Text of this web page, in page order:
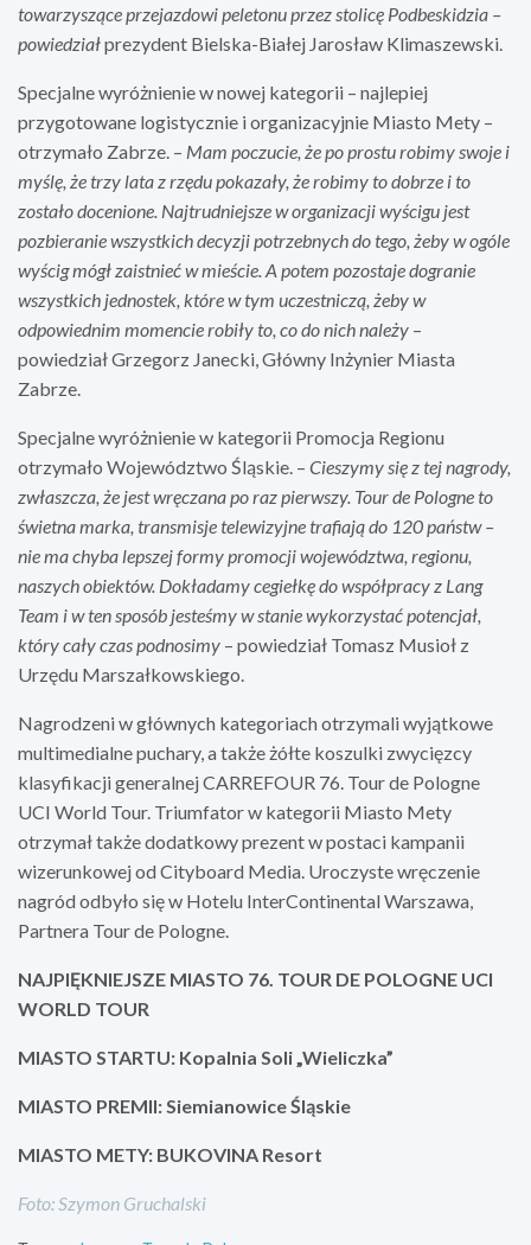
towarzyszące przejazdowi peletonu przez stolicę Podbeskidzia –
powiedziałprezydent Bielska-Białej Jarosław Klimaszewski.
Specjalne wyróżnienie w nowej kategorii – najlepiej
przygotowane logistycznie i organizacyjnie Miasto Mety –
otrzymało Zabrze. – Mam poczucie, że po prostu robimy swoje i
myślę, że trzy lata z rzędu pokazały, że robimy to dobrze i to
zostało docenione. Najtrudniejsze w organizacji wyścigu jest
pozbieranie wszystkich decyzji potrzebnych do tego, żeby w ogóle
wyścig mógł zaistnieć w mieście. A potem pozostaje dogranie
wszystkich jednostek, które w tym uczestniczą, żeby w
odpowiednim momencie robiły to, co do nich należy –
powiedział Grzegorz Janecki, Główny Inżynier Miasta
Zabrze.
Specjalne wyróżnienie w kategorii Promocja Regionu
otrzymało Województwo Śląskie. – Cieszymy się z tej nagrody,
zwłaszcza, że jest wręczana po raz pierwszy. Tour de Pologne to
świetna marka, transmisje telewizyjne trafiają do 120 państw –
nie ma chyba lepszej formy promocji województwa, regionu,
naszych obiektów. Dokładamy cegiełkę do współpracy z Lang
Team i w ten sposób jesteśmy w stanie wykorzystać potencjał,
który cały czas podnosimy – powiedział Tomasz Musioł z
Urzędu Marszałkowskiego.
Nagrodzeni w głównych kategoriach otrzymali wyjątkowe
multimedialne puchary, a także żółte koszulki zwycięzcy
klasyfikacji generalnej CARREFOUR 76. Tour de Pologne
UCI World Tour. Triumfator w kategorii Miasto Mety
otrzymał także dodatkowy prezent w postaci kampanii
wizerunkowej od Cityboard Media. Uroczyste wręczenie
nagród odbyło się w Hotelu InterContinental Warszawa,
Partnera Tour de Pologne.
NAJPIĘKNIEJSZE MIASTO 76. TOUR DE POLOGNE UCI
WORLD TOUR
MIASTO STARTU: Kopalnia Soli „Wieliczka”
MIASTO PREMII: Siemianowice Śląskie
MIASTO METY: BUKOVINA Resort
Foto: Szymon Gruchalski